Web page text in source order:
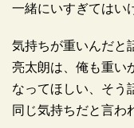
一緒にいすぎてはい
気持ちが重いんだと
亮太朗は、俺も重い
なってほしい、そう
同じ気持ちだと言わ